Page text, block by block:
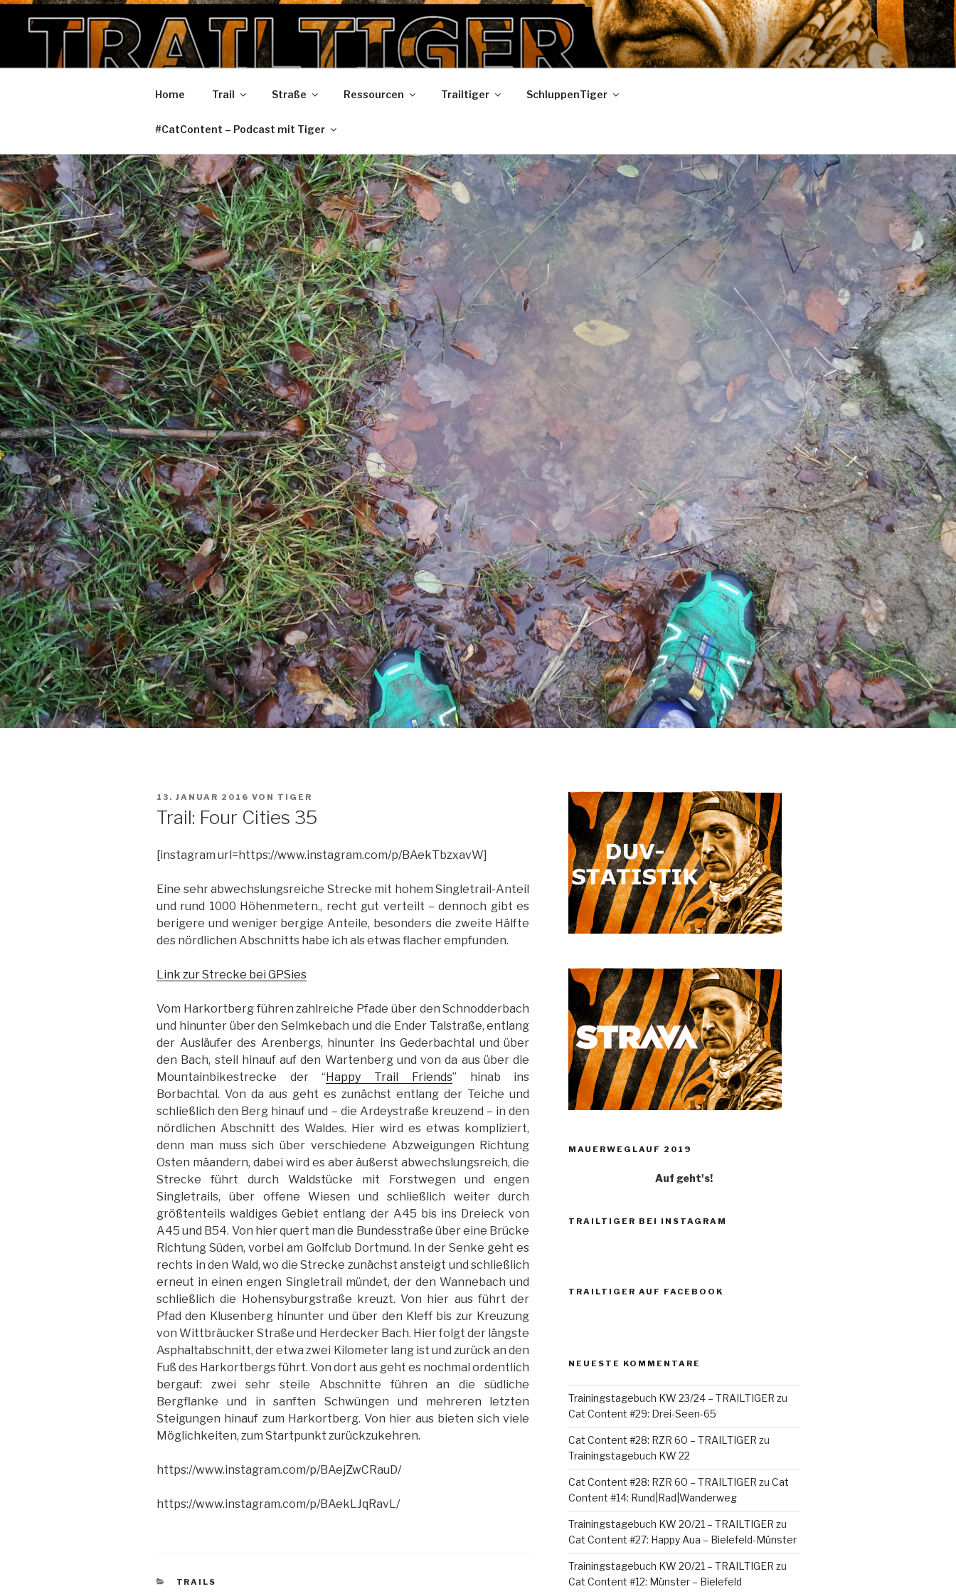
Zum
Inhalt
TRAILTIGER
Home Trail Straße Ressourcen Trailtiger SchluppenTiger
#CatContent – Podcast mit Tiger
VERÖFFENTLICHT
AM
13. JANUAR 2016 VON TIGER
Trail: Four Cities 35
[instagram url=https://www.instagram.com/p/BAekTbzxavW]
Eine sehr abwechslungsreiche Strecke mit hohem Singletrail-Anteil
und rund 1000 Höhenmetern., recht gut verteilt – dennoch gibt es
berigere und weniger bergige Anteile, besonders die zweite Hälfte
des nördlichen Abschnitts habe ich als etwas flacher empfunden.
Link zur Strecke bei GPSies
Vom Harkortberg führen zahlreiche Pfade über den Schnodderbach
und hinunter über den Selmkebach und die Ender Talstraße, entlang
der Ausläufer des Arenbergs, hinunter ins Gederbachtal und über
den Bach, steil hinauf auf den Wartenberg und von da aus über die
Mountainbikestrecke der “Happy Trail Friends” hinab ins
Borbachtal. Von da aus geht es zunächst entlang der Teiche und
schließlich den Berg hinauf und – die Ardeystraße kreuzend – in den
nördlichen Abschnitt des Waldes. Hier wird es etwas kompliziert,
denn man muss sich über verschiedene Abzweigungen Richtung
Osten mäandern, dabei wird es aber äußerst abwechslungsreich, die
Strecke führt durch Waldstücke mit Forstwegen und engen
Singletrails, über offene Wiesen und schließlich weiter durch
größtenteils waldiges Gebiet entlang der A45 bis ins Dreieck von
A45 und B54. Von hier quert man die Bundesstraße über eine Brücke
Richtung Süden, vorbei am Golfclub Dortmund. In der Senke geht es
rechts in den Wald, wo die Strecke zunächst ansteigt und schließlich
erneut in einen engen Singletrail mündet, der den Wannebach und
schließlich die Hohensyburgstraße kreuzt. Von hier aus führt der
Pfad den Klusenberg hinunter und über den Kleff bis zur Kreuzung
von Wittbräucker Straße und Herdecker Bach. Hier folgt der längste
Asphaltabschnitt, der etwa zwei Kilometer lang ist und zurück an den
Fuß des Harkortbergs führt. Von dort aus geht es nochmal ordentlich
bergauf: zwei sehr steile Abschnitte führen an die südliche
Bergflanke und in sanften Schwüngen und mehreren letzten
Steigungen hinauf zum Harkortberg. Von hier aus bieten sich viele
Möglichkeiten, zum Startpunkt zurückzukehren.
https://www.instagram.com/p/BAejZwCRauD/
https://www.instagram.com/p/BAekLJqRavL/
KATEGORIEN
TRAILS
MAUERWEGLAUF 2019
Auf geht's!
TRAILTIGER BEI INSTAGRAM
TRAILTIGER AUF FACEBOOK
NEUESTE KOMMENTARE
Trainingstagebuch KW 23/24 – TRAILTIGER zu
Cat Content #29: Drei-Seen-65
Cat Content #28: RZR 60 – TRAILTIGER zu
Trainingstagebuch KW 22
Cat Content #28: RZR 60 – TRAILTIGER zu Cat
Content #14: Rund|Rad|Wanderweg
Trainingstagebuch KW 20/21 – TRAILTIGER zu
Cat Content #27: Happy Aua – Bielefeld-Münster
Trainingstagebuch KW 20/21 – TRAILTIGER zu
Cat Content #12: Münster – Bielefeld